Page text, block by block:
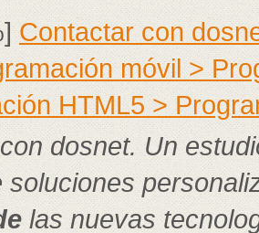
Contactar con
móvil >
HTML5 >
dosnet. Un
soluciones
las nuevas